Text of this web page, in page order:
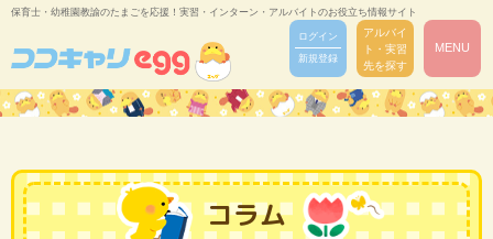
保育士・幼稚園教諭のたまごを応援！実習・インターン・アルバイトのお役立ち情報サイト
ログイン
新規登録
アルバイ
ト・実習
先を探す
MENU
コラム